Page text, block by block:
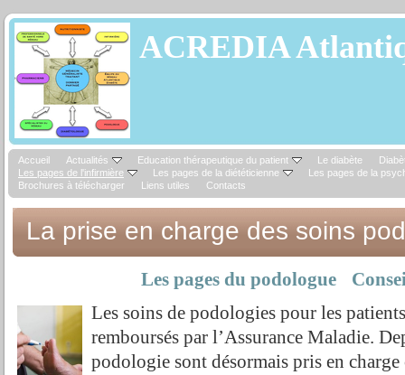
ACREDIA
Accueil Actualités Education thérapeutique du patient Le diabète
Les pages de l'infirmière
Les pages de la diététicienne
Les pages de la
Brochures à télécharger
Liens utiles Contacts
La prise en charge des soins
Les pages du podologue
Les soins de podologies pour les
remboursés par l’Assurance Maladie.
podologie sont désormais pris en charge